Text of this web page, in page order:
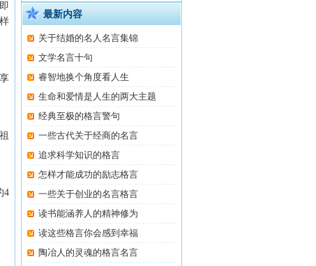
4
最新内容
关于结婚的名人名言集锦
文学名言十句
睿智地换个角度看人生
生命和爱情是人生的两大主题
经典至极的格言警句
一些古代关于经商的名言
追求科学知识的格言
怎样才能成功的励志格言
一些关于创业的名言格言
读书能涵养人的精神修为
读这些格言你会感到幸福
陶冶人的灵魂的格言名言